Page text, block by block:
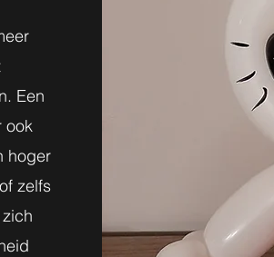
Een
ook
hoger
zelfs